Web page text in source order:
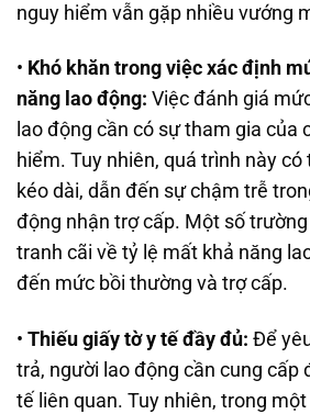
nguy hiểm vẫn gặp nhiều vướng
• Khó khăn trong việc xác định
năng lao động: Việc đánh giá
lao động cần có sự tham gia của
hiểm. Tuy nhiên, quá trình này
kéo dài, dẫn đến sự chậm trễ
động nhận trợ cấp. Một số
tranh cãi về tỷ lệ mất khả năng
đến mức bồi thường và trợ cấp.
• Thiếu giấy tờ y tế đầy đủ: Để
trả, người lao động cần cung cấp
tế liên quan. Tuy nhiên, trong